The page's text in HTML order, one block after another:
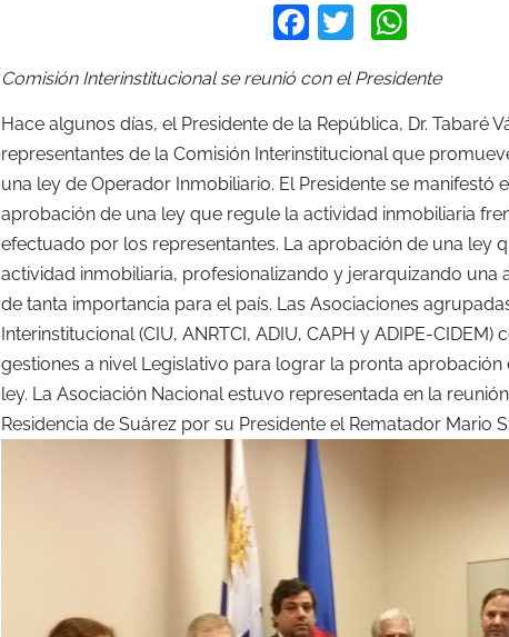
Facebook
Twitter
Comisión Interinstitucional se reunió con el Presidente
Hace algunos días, el Presidente de la República, Dr. Tabaré
representantes de la Comisión Interinstitucional que
una ley de Operador Inmobiliario. El Presidente se manifestó
aprobación de una ley que regule la actividad inmobiliaria
efectuado por los representantes. La aprobación de una ley
actividad inmobiliaria, profesionalizando y jerarquizando una
de tanta importancia para el país. Las Asociaciones
Interinstitucional (CIU, ANRTCI, ADIU, CAPH y ADIPE-CIDEM)
gestiones a nivel Legislativo para lograr la pronta aprobación
ley. La Asociación Nacional estuvo representada en la
Residencia de Suárez por su Presidente el Rematador Mario